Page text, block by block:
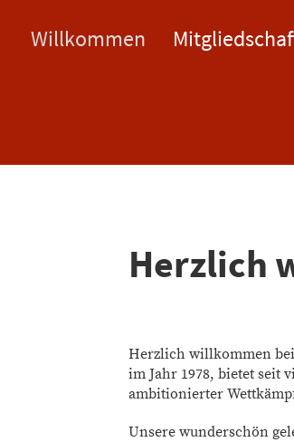
Willkommen
Herzlich
Herzlich willkommen
im Jahr 1978, bietet seit
ambitionierter
Unsere wunderschön